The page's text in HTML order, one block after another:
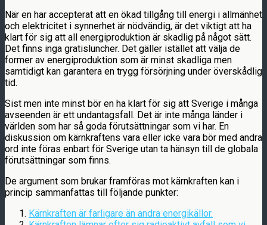
När en har accepterat att en ökad tillgång till energi i allmänhet
och elektricitet i synnerhet är nödvändig, är det viktigt att ha
klart för sig att all energiproduktion är skadlig på något sätt.
Det finns inga gratisluncher. Det gäller istället att välja de
former av energiproduktion som är minst skadliga men
samtidigt kan garantera en trygg försörjning under överskådlig
tid.
Sist men inte minst bör en ha klart för sig att Sverige i många
avseenden är ett undantagsfall. Det är inte många länder i
världen som har så goda förutsättningar som vi har. En
diskussion om kärnkraftens vara eller icke vara bör med andra
ord inte föras enbart för Sverige utan ta hänsyn till de globala
förutsättningar som finns.
De argument som brukar framföras mot kärnkraften kan i
princip sammanfattas till följande punkter:
Kärnkraften är farligare än andra energikällor.